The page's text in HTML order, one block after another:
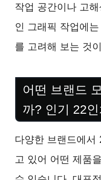
작업 공간이나 고
인 그래픽 작업에
를 고려해 보는 것
어떤 브랜드
까? 인기 22
다양한 브랜드에서
고 있어 어떤 제품